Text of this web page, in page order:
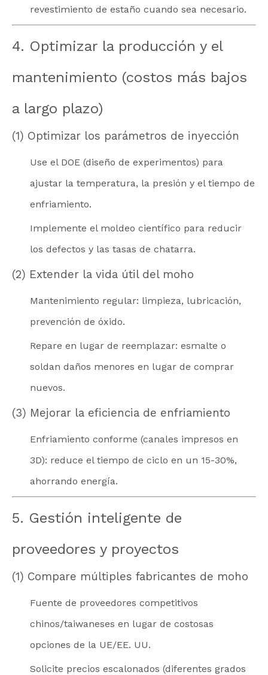
revestimiento de estaño cuando sea necesario.
4. Optimizar la producción y el
mantenimiento (costos más bajos
a largo plazo)
(1) Optimizar los parámetros de inyección
Use el DOE (diseño de experimentos) para
ajustar la temperatura, la presión y el tiempo de
enfriamiento.
Implemente el moldeo científico para reducir
los defectos y las tasas de chatarra.
(2) Extender la vida útil del moho
Mantenimiento regular: limpieza, lubricación,
prevención de óxido.
Repare en lugar de reemplazar: esmalte o
soldan daños menores en lugar de comprar
nuevos.
(3) Mejorar la eficiencia de enfriamiento
Enfriamiento conforme (canales impresos en
3D): reduce el tiempo de ciclo en un 15-30%,
ahorrando energía.
5. Gestión inteligente de
proveedores y proyectos
(1) Compare múltiples fabricantes de moho
Fuente de proveedores competitivos
chinos/taiwaneses en lugar de costosas
opciones de la UE/EE. UU.
Solicite precios escalonados (diferentes grados